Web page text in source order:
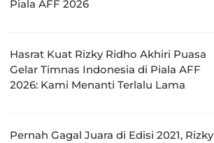
Piala AFF 2026
Hasrat Kuat Rizky Ridho Akhiri Puasa
Gelar Timnas Indonesia di Piala AFF
2026: Kami Menanti Terlalu Lama
Pernah Gagal Juara di Edisi 2021, Rizky